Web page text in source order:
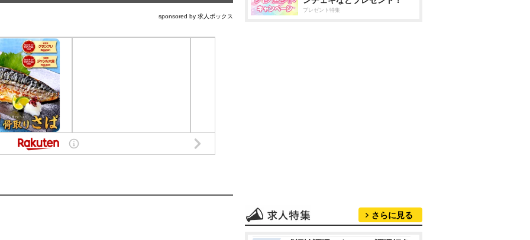
sponsored by 求人ボックス
プレゼント特集
さらに見る